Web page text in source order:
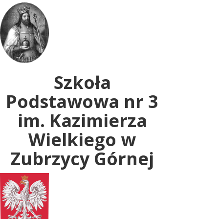
Uwaga:
ta
witryna
zawiera
system
dostępności.
Szkoła
Podstawowa nr 3
im. Kazimierza
Wielkiego w
Zubrzycy Górnej